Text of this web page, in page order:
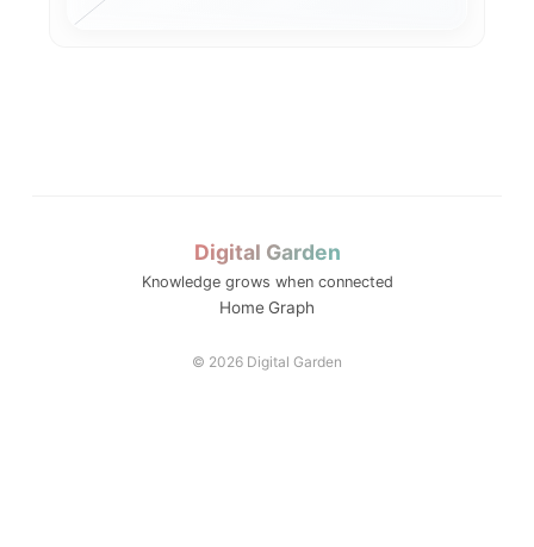
Digital Garden
Knowledge grows when connected
HomeGraph
© 2026 Digital Garden